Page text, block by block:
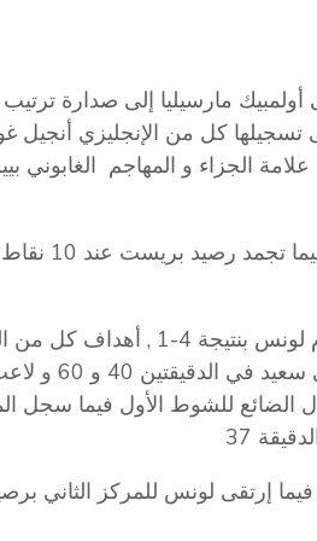
إرتقى أولمبيك مارسيليا إلى صدارة
كل من الإنجليزي
25 , مواطنه مايسون غرينوود في الدقيقة 33 من علامة الجزاء و المهاجم
إنتصار رفع به مارسيليا
هذا و تعرض موناكو لهزيمة قاسية على أرضية ميدانه أمام لونس
الفرنسي أودسون إدوارد في
الضائع للشوط الأول فيما سجل
37